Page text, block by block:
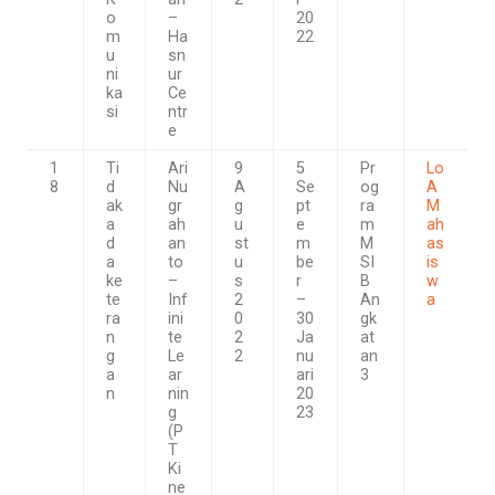
o
m
u
ni
ka
si
–
Ha
sn
ur
Ce
ntr
e
20
22
1
8
Ti
d
ak
a
d
a
ke
te
ra
n
g
a
n
Ari
Nu
gr
ah
an
to
–
Inf
ini
te
Le
ar
nin
g
(P
T
Ki
ne
9
A
g
u
st
u
s
2
0
2
2
5
Se
pt
e
m
be
r
–
30
Ja
nu
ari
20
23
Pr
og
ra
m
M
SI
B
An
gk
at
an
3
Lo
A
M
ah
as
is
w
a